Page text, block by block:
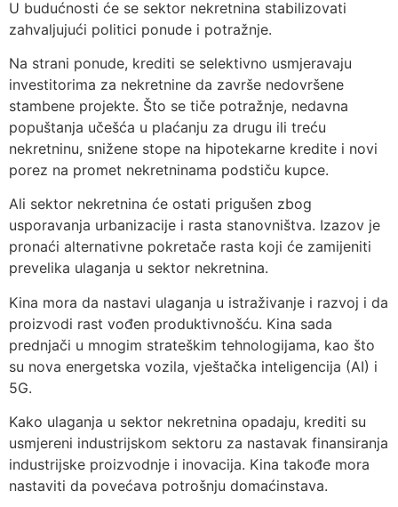
U budućnosti će se sektor nekretnina stabilizovati
zahvaljujući politici ponude i potražnje.
Na strani ponude, krediti se selektivno usmjeravaju
investitorima za nekretnine da završe nedovršene
stambene projekte. Što se tiče potražnje, nedavna
popuštanja učešća u plaćanju za drugu ili treću
nekretninu, snižene stope na hipotekarne kredite i novi
porez na promet nekretninama podstiču kupce.
Ali sektor nekretnina će ostati prigušen zbog
usporavanja urbanizacije i rasta stanovništva. Izazov je
pronaći alternativne pokretače rasta koji će zamijeniti
prevelika ulaganja u sektor nekretnina.
Kina mora da nastavi ulaganja u istraživanje i razvoj i da
proizvodi rast vođen produktivnošću. Kina sada
prednjači u mnogim strateškim tehnologijama, kao što
su nova energetska vozila, vještačka inteligencija (AI) i
5G.
Kako ulaganja u sektor nekretnina opadaju, krediti su
usmjereni industrijskom sektoru za nastavak finansiranja
industrijske proizvodnje i inovacija. Kina takođe mora
nastaviti da povećava potrošnju domaćinstava.